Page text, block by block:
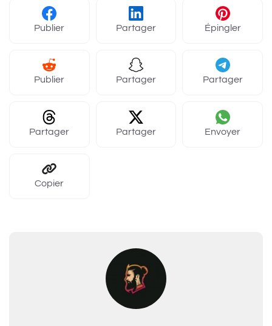
Publier Partager Épingler
Publier Partager Partager
Partager Partager Envoyer
Copier